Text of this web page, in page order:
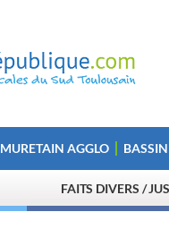
MURETAIN AGGLO
FAITS DIVERS /